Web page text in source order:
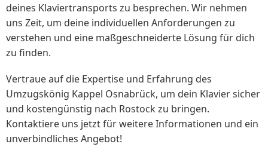
deines Klaviertransports zu besprechen. Wir nehmen
uns Zeit, um deine individuellen Anforderungen zu
verstehen und eine maßgeschneiderte Lösung für dich
zu finden.
Vertraue auf die Expertise und Erfahrung des
Umzugskönig Kappel Osnabrück, um dein Klavier sicher
und kostengünstig nach Rostock zu bringen.
Kontaktiere uns jetzt für weitere Informationen und ein
unverbindliches Angebot!